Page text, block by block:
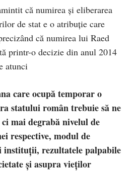
că numirea şi eliberarea
de stat e o atribuţie care
că numirea lui Raed
printr-o decizie din anul 2014
atunci
care ocupă temporar o
statului român trebuie să ne
mai degrabă nivelul de
respective, modul de
instituţii, rezultatele palpabile
şi asupra vieţilor